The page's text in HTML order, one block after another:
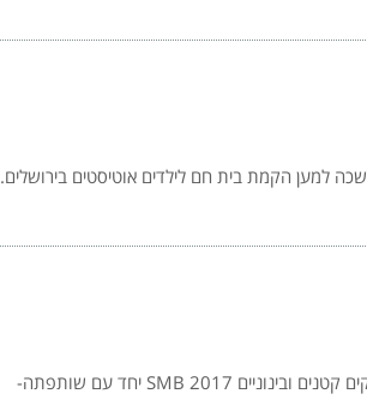
למען הקמת בית חם לילדים אוטיסטים בירושלים.
לשכת המסחר ירושלים שמחה לעדכן על יציאתה לדרך של הועידה התשיעית לעסקים קטנים ובינוניים 2017 SMB יחד עם שותפתה-